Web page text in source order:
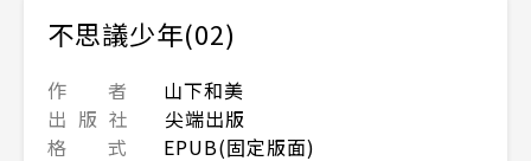
不思議少年(02)
作 者
山下和美
出 版 社
尖端出版
格 式
EPUB(固定版面)